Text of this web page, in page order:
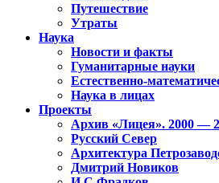
Путешествие
Утраты
Наука
Новости и факты
Гуманитарные науки
Естественно-
Наука в лицах
Проекты
Архив «Лицея». 2000 —
Русский Север
Архитектура
Дмитрий Новиков